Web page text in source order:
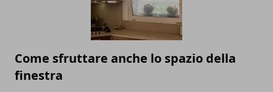
Come sfruttare anche lo spazio della
finestra